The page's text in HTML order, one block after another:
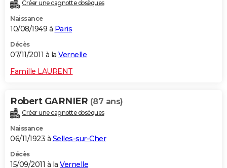
Créer une cagnotte obsèques
Naissance
10/08/1949 à Paris
Décès
07/11/2011 à la Vernelle
Famille LAURENT
Robert GARNIER (87 ans)
Créer une cagnotte obsèques
Naissance
06/11/1923 à Selles-sur-Cher
Décès
15/09/2011 à la Vernelle